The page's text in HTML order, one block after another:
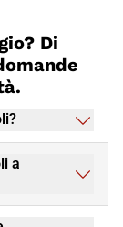
Di
a